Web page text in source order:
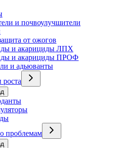
и почвоулучшители
от ожогов
и акарициды ЛПХ
и акарициды ПРОФ
и адьюванты
роста
проблемам